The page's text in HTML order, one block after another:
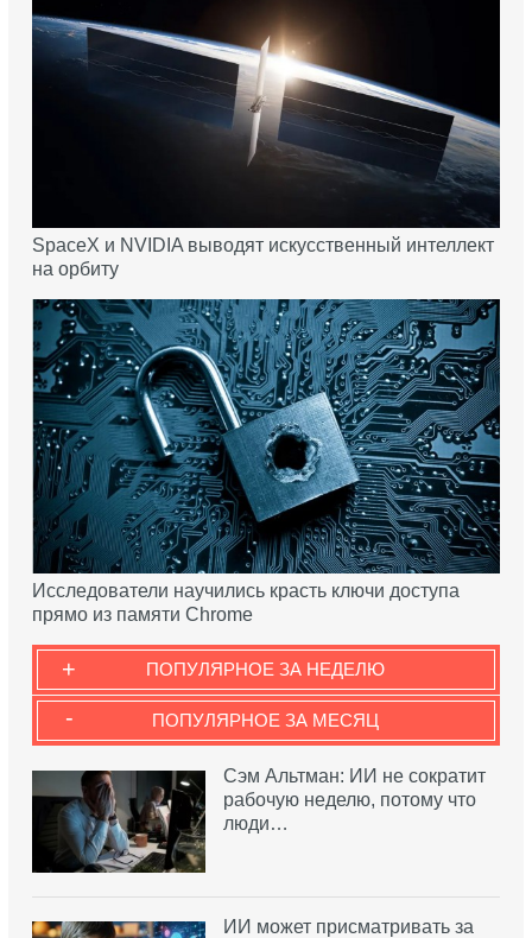
SpaceX и NVIDIA выводят искусственный интеллект
на орбиту
Исследователи научились красть ключи доступа
прямо из памяти Chrome
ПОПУЛЯРНОЕ ЗА НЕДЕЛЮ
+
ПОПУЛЯРНОЕ ЗА МЕСЯЦ
-
Сэм Альтман: ИИ не сократит
рабочую неделю, потому что
люди…
ИИ может присматривать за